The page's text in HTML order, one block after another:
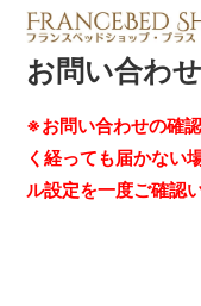
お問い合わ
※お問い合わせの確
く経っても届かない
ル設定を一度ご確認